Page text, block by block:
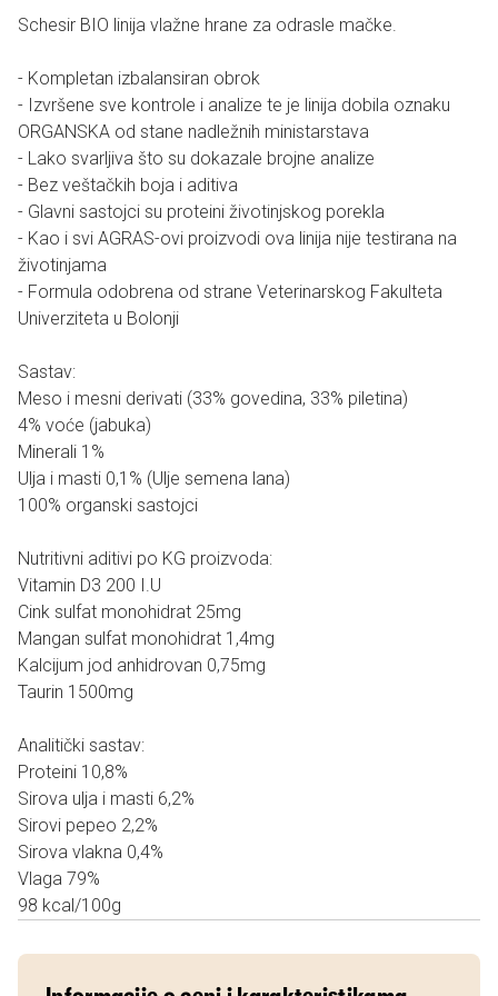
Schesir BIO linija vlažne hrane za odrasle mačke.
- Kompletan izbalansiran obrok
- Izvršene sve kontrole i analize te je linija dobila oznaku
ORGANSKA od stane nadležnih ministarstava
- Lako svarljiva što su dokazale brojne analize
- Bez veštačkih boja i aditiva
- Glavni sastojci su proteini životinjskog porekla
- Kao i svi AGRAS-ovi proizvodi ova linija nije testirana na
životinjama
- Formula odobrena od strane Veterinarskog Fakulteta
Univerziteta u Bolonji
Sastav:
Meso i mesni derivati (33% govedina, 33% piletina)
4% voće (jabuka)
Minerali 1%
Ulja i masti 0,1% (Ulje semena lana)
100% organski sastojci
Nutritivni aditivi po KG proizvoda:
Vitamin D3 200 I.U
Cink sulfat monohidrat 25mg
Mangan sulfat monohidrat 1,4mg
Kalcijum jod anhidrovan 0,75mg
Taurin 1500mg
Analitički sastav:
Proteini 10,8%
Sirova ulja i masti 6,2%
Sirovi pepeo 2,2%
Sirova vlakna 0,4%
Vlaga 79%
98 kcal/100g